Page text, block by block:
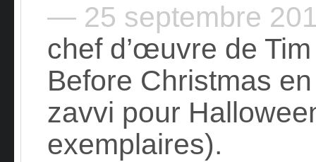
— 25 septembre
chef d’œuvre de
Before Christmas
zavvi pour
exemplaires).